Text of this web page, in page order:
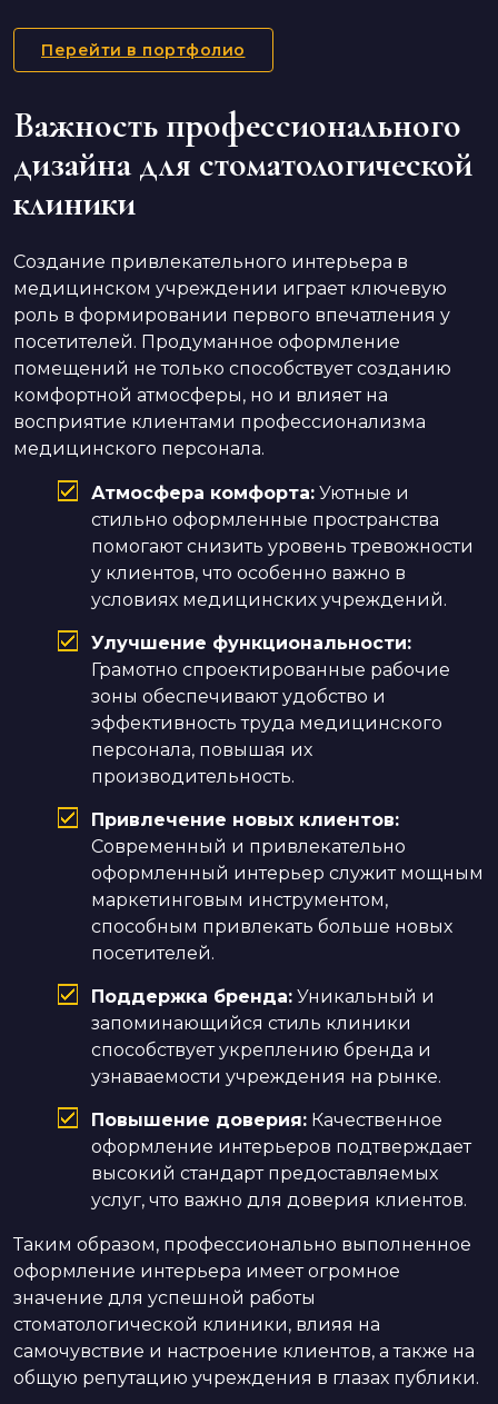
Перейти в портфолио
Важность профессионального
дизайна для стоматологической
клиники
Создание привлекательного интерьера в
медицинском учреждении играет ключевую
роль в формировании первого впечатления у
посетителей. Продуманное оформление
помещений не только способствует созданию
комфортной атмосферы, но и влияет на
восприятие клиентами профессионализма
медицинского персонала.
Атмосфера комфорта: Уютные и
стильно оформленные пространства
помогают снизить уровень тревожности
у клиентов, что особенно важно в
условиях медицинских учреждений.
Улучшение функциональности:
Грамотно спроектированные рабочие
зоны обеспечивают удобство и
эффективность труда медицинского
персонала, повышая их
производительность.
Привлечение новых клиентов:
Современный и привлекательно
оформленный интерьер служит мощным
маркетинговым инструментом,
способным привлекать больше новых
посетителей.
Поддержка бренда: Уникальный и
запоминающийся стиль клиники
способствует укреплению бренда и
узнаваемости учреждения на рынке.
Повышение доверия: Качественное
оформление интерьеров подтверждает
высокий стандарт предоставляемых
услуг, что важно для доверия клиентов.
Таким образом, профессионально выполненное
оформление интерьера имеет огромное
значение для успешной работы
стоматологической клиники, влияя на
самочувствие и настроение клиентов, а также на
общую репутацию учреждения в глазах публики.